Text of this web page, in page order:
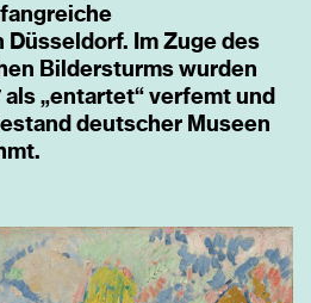
Düsseldorf. Im Zuge des
Bildersturms wurden
„entartet“ verfemt und
deutscher Museen